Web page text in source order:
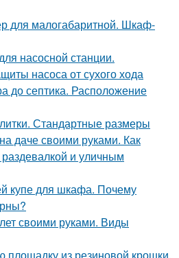
для малогабаритной. Шкаф-
насосной станции.
насоса от сухого хода
до септика. Расположение
Стандартные размеры
даче своими руками. Как
и уличным
купе для шкафа. Почему
своими руками. Виды
площадку из резиновой крошки.